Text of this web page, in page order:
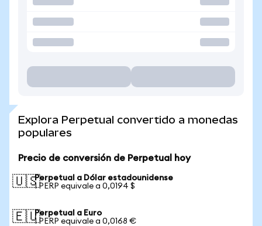
Explora Perpetual convertido a monedas
populares
Precio de conversión de Perpetual hoy
🇺🇸Perpetual a Dólar estadounidense
1 PERP equivale a 0,0194 $
🇪🇺Perpetual a Euro
1 PERP equivale a 0,0168 €